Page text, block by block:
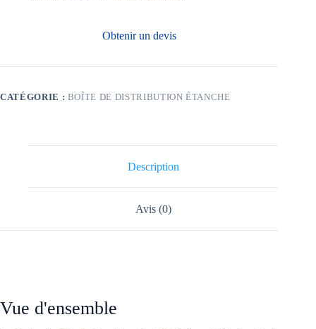
Obtenir un devis
CATÉGORIE : BOÎTE DE DISTRIBUTION ÉTANCHE
Description
Avis (0)
Vue d'ensemble